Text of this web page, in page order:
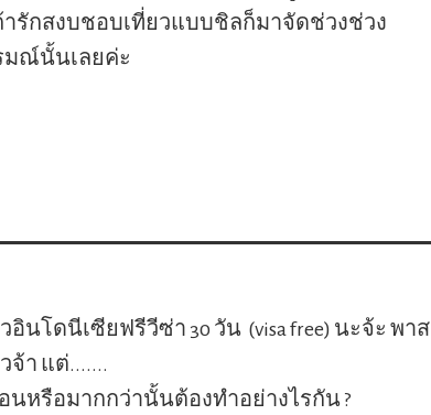
รักสงบชอบเที่ยวแบบชิลก็มาจัดช่วงช่วง
มณ์นั้นเลยค่ะ
อินโดนีเซียฟรีวีซ่า 30 วัน (visa free) นะจ้ะ พาส
า แต่.......
นหรือมากกว่านั้นต้องทำอย่างไรกัน ?